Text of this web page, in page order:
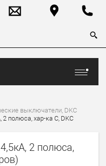
выключатели, DKC
2 полюса, хар-ка C, DKC
2 полюса,